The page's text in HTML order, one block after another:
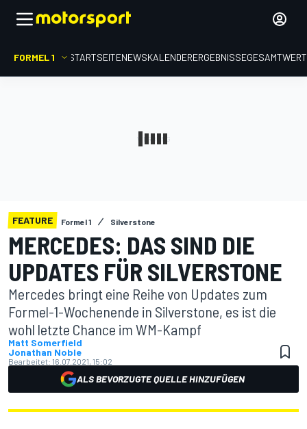
FORMEL 1 STARTSEITENEWSKALENDERERGEBNISSE
FEATURE Formel 1 Silverstone
MERCEDES: DAS SIND DIE
UPDATES FÜR SILVERSTONE
Mercedes bringt eine Reihe von Updates zum
Formel-1-Wochenende in Silverstone, es ist die
wohl letzte Chance im WM-Kampf
Matt Somerfield
Jonathan Noble
Bearbeitet: 16.07.2021, 15:02
ALS BEVORZUGTE QUELLE HINZUFÜGEN